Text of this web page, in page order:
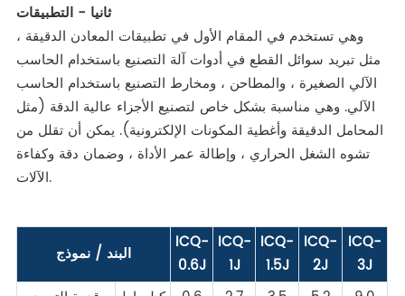
ثانيا - التطبيقات
وهي تستخدم في المقام الأول في تطبيقات المعادن الدقيقة ،
مثل تبريد سوائل القطع في أدوات آلة التصنيع باستخدام الحاسب
الآلي الصغيرة ، والمطاحن ، ومخارط التصنيع باستخدام الحاسب
الآلي. وهي مناسبة بشكل خاص لتصنيع الأجزاء عالية الدقة (مثل
المحامل الدقيقة وأغطية المكونات الإلكترونية). يمكن أن تقلل من
تشوه الشغل الحراري ، وإطالة عمر الأداة ، وضمان دقة وكفاءة
الآلات.
البند / نموذج
ICQ-
0.6J
ICQ-
1J
ICQ-
1.5J
ICQ-
2J
ICQ-
3J